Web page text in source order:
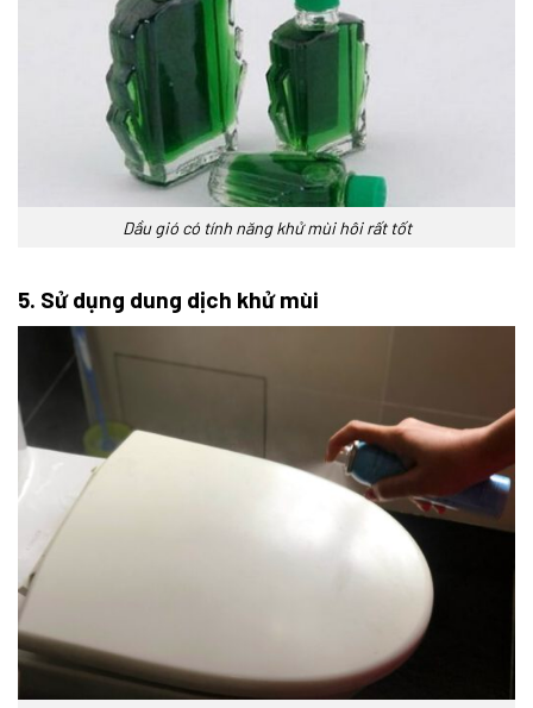
Dầu gió có tính năng khử mùi hôi rất tốt
5. Sử dụng dung dịch khử mùi